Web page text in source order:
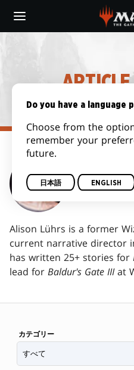
main
Alison Lührs is a former
current narrative director
has written 25+ stories for
lead for Baldur's Gate IIIat
カテゴリー
Do you have a language
Choose from the
remember your
future.
日本語 ENGLISH